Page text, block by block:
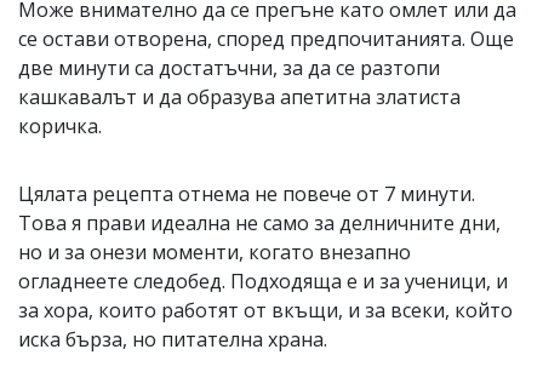
Може внимателно да се прегъне като омлет или да
се остави отворена, според предпочитанията. Още
две минути са достатъчни, за да се разтопи
кашкавалът и да образува апетитна златиста
коричка.
Цялата рецепта отнема не повече от 7 минути.
Това я прави идеална не само за делничните дни,
но и за онези моменти, когато внезапно
огладнеете следобед. Подходяща е и за ученици, и
за хора, които работят от вкъщи, и за всеки, който
иска бърза, но питателна храна.